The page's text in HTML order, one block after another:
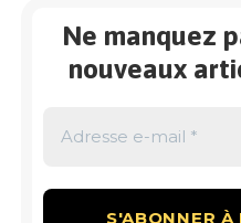
Ne manquez
nouveaux